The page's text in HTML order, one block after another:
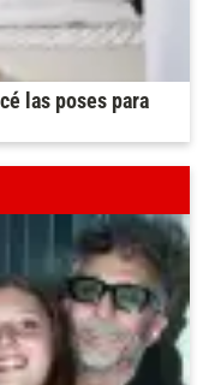
las poses para